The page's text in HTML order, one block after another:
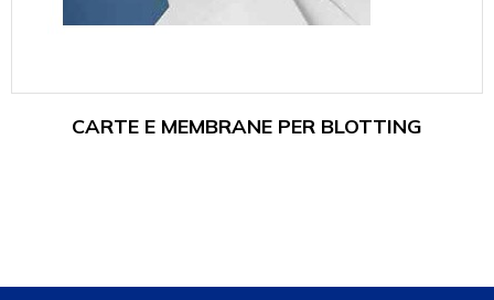
CARTE E MEMBRANE PER BLOTTING